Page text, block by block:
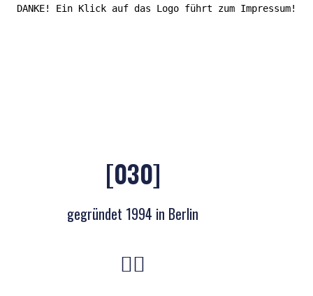
DANKE! Ein Klick auf das Logo führt zum Impressum!
[030]
gegründet 1994 in Berlin